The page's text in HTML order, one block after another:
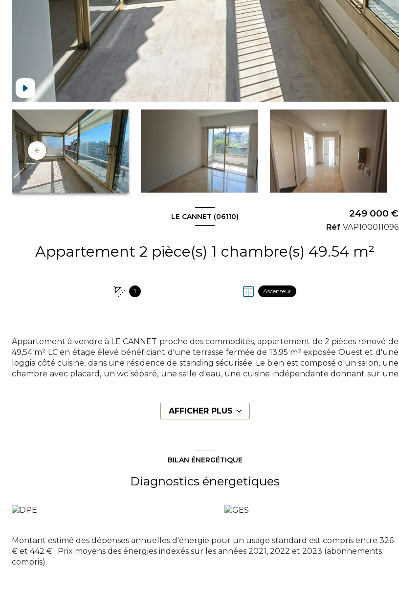
LE CANNET (06110)
Appartement 2 pièce(s) 1 chambre(s) 49.54 m²
1 Ascenseur
249 000 €
Réf VAP100011096
Appartement à vendre à LE CANNET proche des commodités, appartement de 2 pièces rénové de
49,54 m² LC en étage élevé bénéficiant d'une terrasse fermée de 13,95 m² exposée Ouest et d'une
loggia côté cuisine, dans une résidence de standing sécurisée. Le bien est composé d'un salon, une
chambre avec placard, un wc séparé, une salle d'eau, une cuisine indépendante donnant sur une
CANNET, MOUGINS, MOUANS-SARTOUX, VALBONNE, LA ROQUETTE SUR SIAGNE... 04.93.69.22.31
AFFICHER PLUS
BILAN ÉNERGÉTIQUE
Diagnostics énergetiques
Montant estimé des dépenses annuelles d'énergie pour un usage standard est compris entre 326
€ et 442 € . Prix moyens des énergies indexés sur les années 2021, 2022 et 2023 (abonnements
compris).